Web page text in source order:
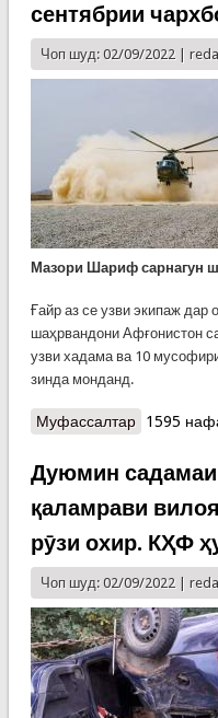
сентябрии
Чоп шуд: 02/09/2022 |
Мазори Шариф сарнагун
Ғайр аз се узви экипаж
шаҳрвандони Афғонистон
узви хадама ва 10
зинда монданд.
Муфассалтаро Аз
1595
Дуюмин
қаламрави
рӯзи охир. КҲФ
Чоп шуд: 02/09/2022 |